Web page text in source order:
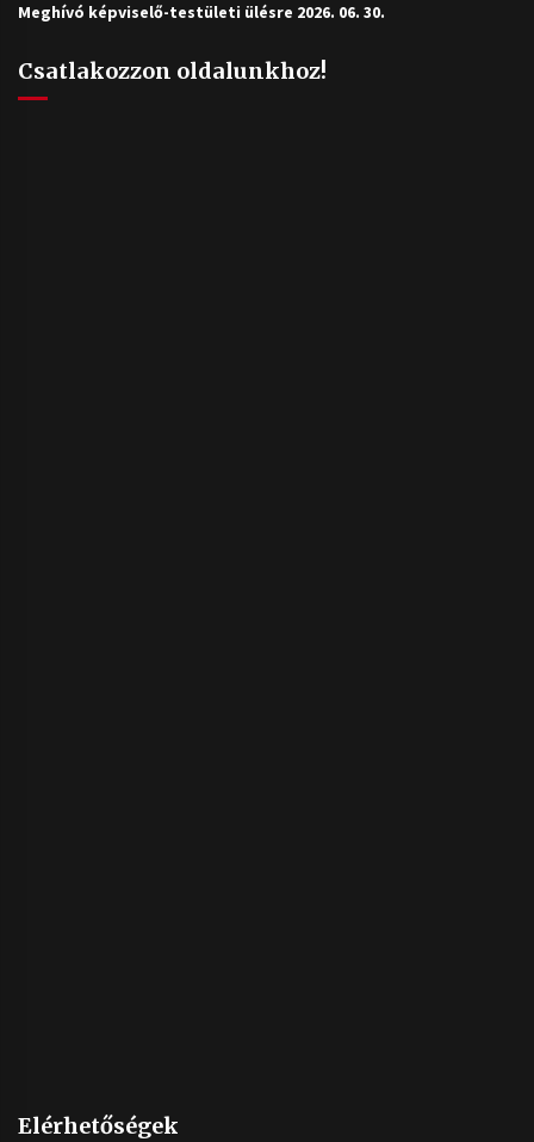
Meghívó képviselő-testületi ülésre 2026. 06. 30.
Csatlakozzon oldalunkhoz!
Elérhetőségek